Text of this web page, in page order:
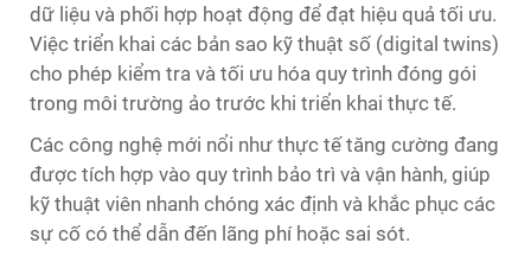
dữ liệu và phối hợp hoạt động để đạt hiệu quả tối ưu.
Việc triển khai các bản sao kỹ thuật số (digital twins)
cho phép kiểm tra và tối ưu hóa quy trình đóng gói
trong môi trường ảo trước khi triển khai thực tế.
Các công nghệ mới nổi như thực tế tăng cường đang
được tích hợp vào quy trình bảo trì và vận hành, giúp
kỹ thuật viên nhanh chóng xác định và khắc phục các
sự cố có thể dẫn đến lãng phí hoặc sai sót.